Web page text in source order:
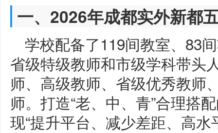
一、2026年成都实外新都
学校配备了119间教室、83
省级特级教师和市级学科带头
师、高级教师、省级优秀教师
师。打造“老、中、青”合理搭
现“提升平台、减少差距、高